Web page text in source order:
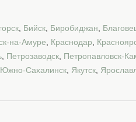
Бийск Биробиджан
на-Амуре Краснодар
Петрозаводск Петропавловск-
Южно-Сахалинск Якутск